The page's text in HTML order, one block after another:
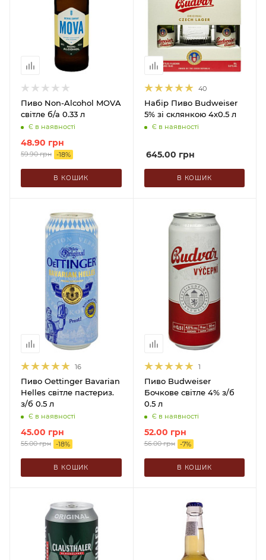
Пиво Non-Alcohol MOVA
світле б/а 0.33 л
Є в наявності
48.90 грн
59.90грн -18%
В КОШИК
40
Набір Пиво Budweiser
5% зі склянкою 4х0.5 л
Є в наявності
645.00 грн
В КОШИК
16
Пиво Oettinger Bavarian
Helles світле пастериз.
з/б 0.5 л
Є в наявності
45.00 грн
55.00грн -18%
В КОШИК
1
Пиво Budweiser
Бочкове світле 4% з/б
0.5 л
Є в наявності
52.00 грн
56.00грн -7%
В КОШИК